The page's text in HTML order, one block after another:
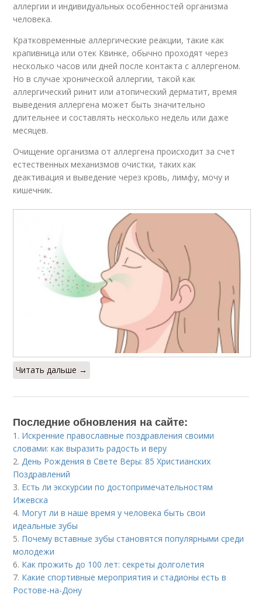
аллергии и индивидуальных особенностей организма
человека.
Кратковременные аллергические реакции, такие как
крапивница или отек Квинке, обычно проходят через
несколько часов или дней после контакта с аллергеном.
Но в случае хронической аллергии, такой как
аллергический ринит или атопический дерматит, время
выведения аллергена может быть значительно
длительнее и составлять несколько недель или даже
месяцев.
Очищение организма от аллергена происходит за счет
естественных механизмов очистки, таких как
деактивация и выведение через кровь, лимфу, мочу и
кишечник.
Читать дальше →
Последние обновления на сайте:
1. Искренние православные поздравления своими
словами: как выразить радость и веру
2.День Рождения в Свете Веры: 85 Христианских
Поздравлений
3. Есть ли экскурсии по достопримечательностям
Ижевска
4. Могут ли в наше время у человека быть свои
идеальные зубы
5. Почему вставные зубы становятся популярными среди
молодежи
6. Как прожить до 100 лет: секреты долголетия
7. Какие спортивные мероприятия и стадионы есть в
Ростове-на-Дону